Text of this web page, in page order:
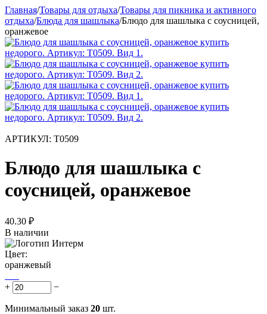
Главная/Товары для отдыха/Товары для пикника и активного
отдыха/Блюда для шашлыка/Блюдо для шашлыка с соусницей,
оранжевое
АРТИКУЛ: Т0509
Блюдо для шашлыка с
соусницей, оранжевое
40.30 ₽
В наличии
Цвет:
оранжевый
+ −
Минимальный заказ 20 шт.